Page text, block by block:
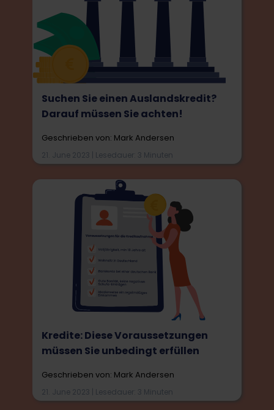
Suchen Sie einen Auslandskredit?
Darauf müssen Sie achten!
Geschrieben von: Mark Andersen
21. June 2023 | Lesedauer: 3 Minuten
Kredite: Diese Voraussetzungen
müssen Sie unbedingt erfüllen
Geschrieben von: Mark Andersen
21. June 2023 | Lesedauer: 3 Minuten